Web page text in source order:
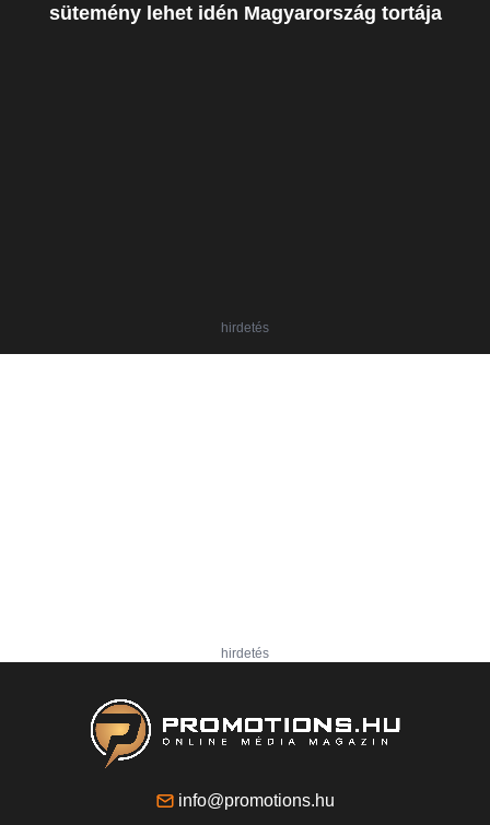
sütemény lehet idén Magyarország tortája
hirdetés
hirdetés
info@promotions.hu